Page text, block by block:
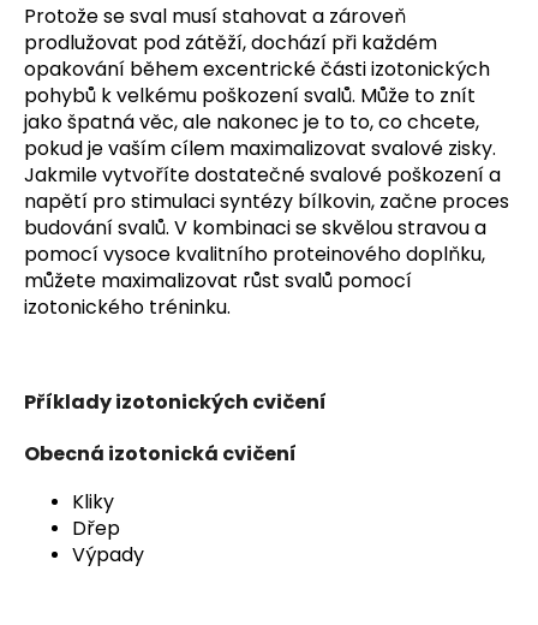
Protože se sval musí stahovat a zároveň
prodlužovat pod zátěží, dochází při každém
opakování během excentrické části izotonických
pohybů k velkému poškození svalů. Může to znít
jako špatná věc, ale nakonec je to to, co chcete,
pokud je vaším cílem maximalizovat svalové zisky.
Jakmile vytvoříte dostatečné svalové poškození a
napětí pro stimulaci syntézy bílkovin, začne proces
budování svalů. V kombinaci se skvělou stravou a
pomocí vysoce kvalitního proteinového doplňku,
můžete maximalizovat růst svalů pomocí
izotonického tréninku.
Příklady izotonických cvičení
Obecná izotonická cvičení
Kliky
Dřep
Výpady